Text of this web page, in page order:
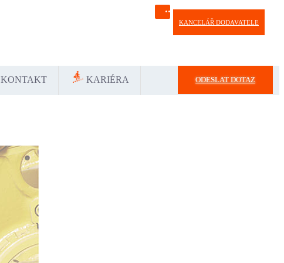
KANCELÁŘ DODAVATELE
KONTAKT KARIÉRA ODESLAT DOTAZ